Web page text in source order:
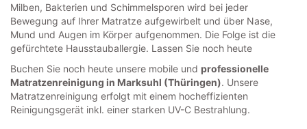
Milben, Bakterien und Schimmelsporen wird bei jeder
Bewegung auf Ihrer Matratze aufgewirbelt und über Nase,
Mund und Augen im Körper aufgenommen. Die Folge ist die
gefürchtete Hausstauballergie. Lassen Sie noch heute
Buchen Sie noch heute unsere mobile und professionelle
Matratzenreinigung in Marksuhl (Thüringen). Unsere
Matratzenreinigung erfolgt mit einem hocheffizienten
Reinigungsgerät inkl. einer starken UV-C Bestrahlung.